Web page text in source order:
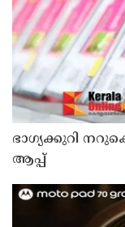
ഭാഗ്യക്കുറി
ആപ്പ്